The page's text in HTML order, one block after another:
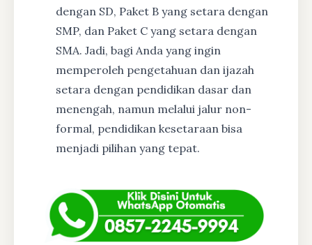
dengan SD, Paket B yang setara dengan
SMP, dan Paket C yang setara dengan
SMA. Jadi, bagi Anda yang ingin
memperoleh pengetahuan dan ijazah
setara dengan pendidikan dasar dan
menengah, namun melalui jalur non-
formal, pendidikan kesetaraan bisa
menjadi pilihan yang tepat.